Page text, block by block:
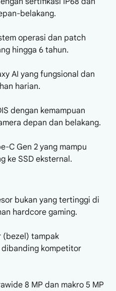
belakang.
operasi dan patch
hingga 6 tahun.
AI yang fungsional dan
harian.
dengan kemampuan
depan dan belakang.
C Gen 2 yang mampu
ke SSD eksternal.
bukan yang tertinggi di
hardcore gaming.
(bezel) tampak
kompetitor
8 MP dan makro 5 MP